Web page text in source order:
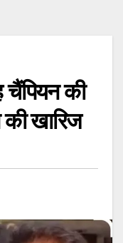
चैंपियन की
की खारिज